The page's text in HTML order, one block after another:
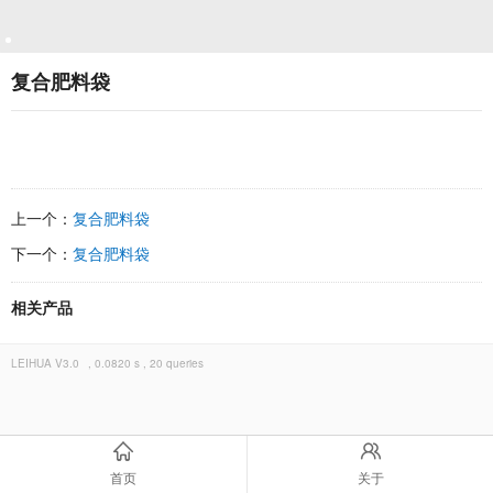
复合肥料袋
上一个： 复合肥料袋
下一个： 复合肥料袋
相关产品
LEIHUA V3.0 , 0.0820 s , 20 queries
首页 关于